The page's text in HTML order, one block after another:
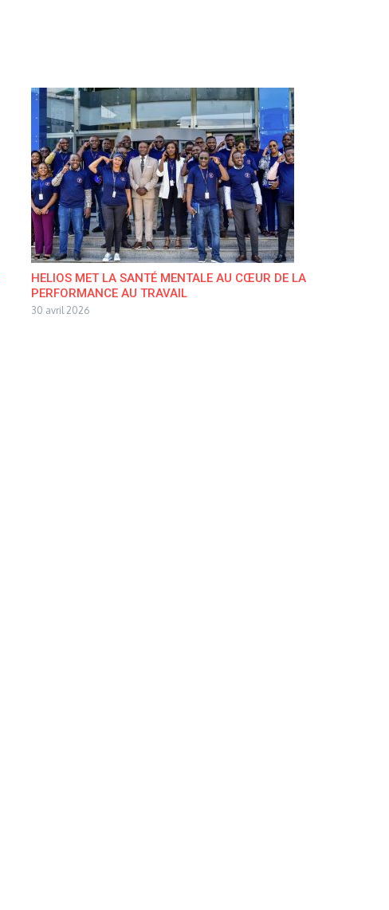
HELIOS MET LA SANTÉ MENTALE AU CŒUR DE LA
PERFORMANCE AU TRAVAIL
30 avril 2026